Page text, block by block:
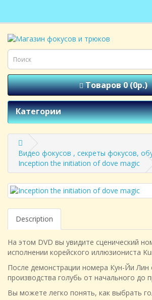
Товаров 0 (0р.)
Категории
Видео фокусов , секреты фокусов,
Inception the initiation of dove magic
Description
На этом DVD вы увидите сценический
исполнении корейского иллюзиониста
После демонстрации номера Кун-Йи Лин
производства голубь от начального до
Вы можете легко понять, как выбрать